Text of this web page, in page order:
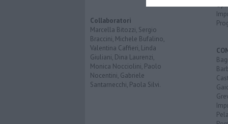
Collaboratori
Marcella Bitozzi, Sergio
Braccini, Michele Bufalino,
Valentina Caffieri, Linda
Giuliani, Dina Laurenzi,
Monica Nocciolini, Paolo
Nocentini, Gabriele
Santarnecchi, Paola Silvi.